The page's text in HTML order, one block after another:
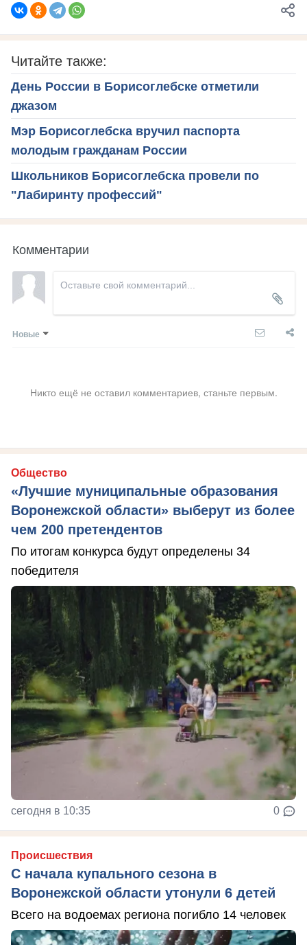
Читайте также:
День России в Борисоглебске отметили
джазом
Мэр Борисоглебска вручил паспорта
молодым гражданам России
Школьников Борисоглебска провели по
"Лабиринту профессий"
Комментарии
Новые
Никто ещё не оставил комментариев, станьте первым.
Общество
«Лучшие муниципальные образования
Воронежской области» выберут из более
чем 200 претендентов
По итогам конкурса будут определены 34
победителя
сегодня в 10:35 0
Происшествия
С начала купального сезона в
Воронежской области утонули 6 детей
Всего на водоемах региона погибло 14 человек